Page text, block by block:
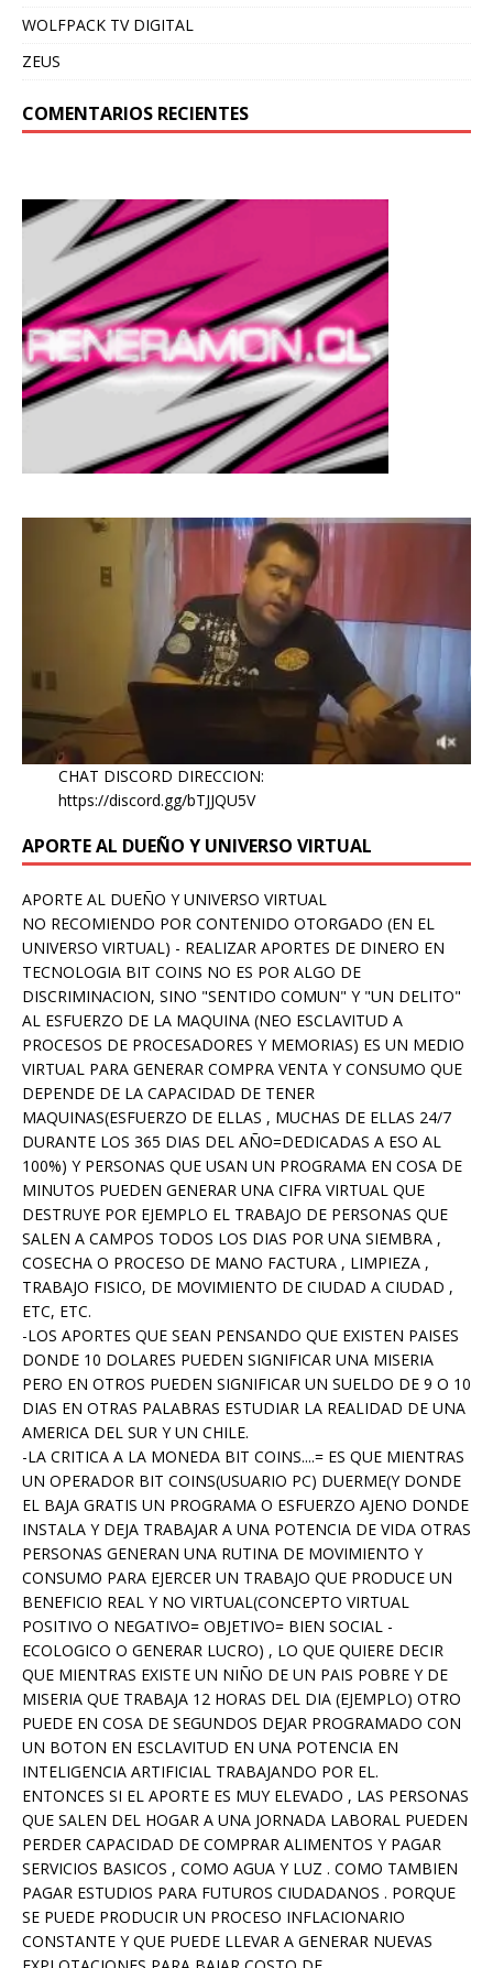
WOLFPACK TV DIGITAL
ZEUS
COMENTARIOS RECIENTES
CHAT DISCORD DIRECCION:
https://discord.gg/bTJJQU5V
APORTE AL DUEÑO Y UNIVERSO VIRTUAL
APORTE AL DUEÑO Y UNIVERSO VIRTUAL
NO RECOMIENDO POR CONTENIDO OTORGADO (EN EL
UNIVERSO VIRTUAL) - REALIZAR APORTES DE DINERO EN
TECNOLOGIA BIT COINS NO ES POR ALGO DE
DISCRIMINACION, SINO "SENTIDO COMUN" Y "UN DELITO"
AL ESFUERZO DE LA MAQUINA (NEO ESCLAVITUD A
PROCESOS DE PROCESADORES Y MEMORIAS) ES UN MEDIO
VIRTUAL PARA GENERAR COMPRA VENTA Y CONSUMO QUE
DEPENDE DE LA CAPACIDAD DE TENER
MAQUINAS(ESFUERZO DE ELLAS , MUCHAS DE ELLAS 24/7
DURANTE LOS 365 DIAS DEL AÑO=DEDICADAS A ESO AL
100%) Y PERSONAS QUE USAN UN PROGRAMA EN COSA DE
MINUTOS PUEDEN GENERAR UNA CIFRA VIRTUAL QUE
DESTRUYE POR EJEMPLO EL TRABAJO DE PERSONAS QUE
SALEN A CAMPOS TODOS LOS DIAS POR UNA SIEMBRA ,
COSECHA O PROCESO DE MANO FACTURA , LIMPIEZA ,
TRABAJO FISICO, DE MOVIMIENTO DE CIUDAD A CIUDAD ,
ETC, ETC.
-LOS APORTES QUE SEAN PENSANDO QUE EXISTEN PAISES
DONDE 10 DOLARES PUEDEN SIGNIFICAR UNA MISERIA
PERO EN OTROS PUEDEN SIGNIFICAR UN SUELDO DE 9 O 10
DIAS EN OTRAS PALABRAS ESTUDIAR LA REALIDAD DE UNA
AMERICA DEL SUR Y UN CHILE.
-LA CRITICA A LA MONEDA BIT COINS....= ES QUE MIENTRAS
UN OPERADOR BIT COINS(USUARIO PC) DUERME(Y DONDE
EL BAJA GRATIS UN PROGRAMA O ESFUERZO AJENO DONDE
INSTALA Y DEJA TRABAJAR A UNA POTENCIA DE VIDA OTRAS
PERSONAS GENERAN UNA RUTINA DE MOVIMIENTO Y
CONSUMO PARA EJERCER UN TRABAJO QUE PRODUCE UN
BENEFICIO REAL Y NO VIRTUAL(CONCEPTO VIRTUAL
POSITIVO O NEGATIVO= OBJETIVO= BIEN SOCIAL -
ECOLOGICO O GENERAR LUCRO) , LO QUE QUIERE DECIR
QUE MIENTRAS EXISTE UN NIÑO DE UN PAIS POBRE Y DE
MISERIA QUE TRABAJA 12 HORAS DEL DIA (EJEMPLO) OTRO
PUEDE EN COSA DE SEGUNDOS DEJAR PROGRAMADO CON
UN BOTON EN ESCLAVITUD EN UNA POTENCIA EN
INTELIGENCIA ARTIFICIAL TRABAJANDO POR EL.
ENTONCES SI EL APORTE ES MUY ELEVADO , LAS PERSONAS
QUE SALEN DEL HOGAR A UNA JORNADA LABORAL PUEDEN
PERDER CAPACIDAD DE COMPRAR ALIMENTOS Y PAGAR
SERVICIOS BASICOS , COMO AGUA Y LUZ . COMO TAMBIEN
PAGAR ESTUDIOS PARA FUTUROS CIUDADANOS . PORQUE
SE PUEDE PRODUCIR UN PROCESO INFLACIONARIO
CONSTANTE Y QUE PUEDE LLEVAR A GENERAR NUEVAS